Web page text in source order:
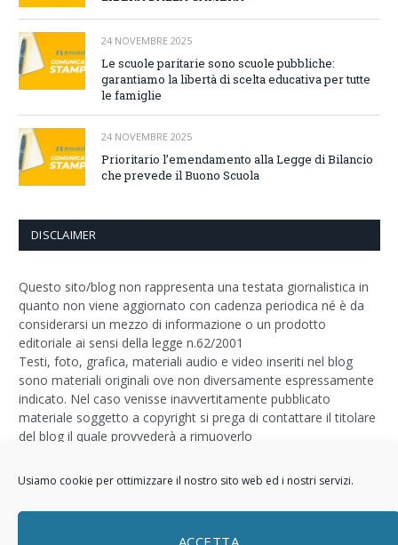
Usiamo cookie per ottimizzare il nostro sito web ed i nostri servizi.
ACCETTA
24 NOVEMBRE 2025
Le scuole paritarie sono scuole pubbliche:
garantiamo la libertà di scelta educativa per tutte
le famiglie
24 NOVEMBRE 2025
Prioritario l’emendamento alla Legge di Bilancio
che prevede il Buono Scuola
DISCLAIMER
Questo sito/blog non rappresenta una testata giornalistica in
quanto non viene aggiornato con cadenza periodica né è da
considerarsi un mezzo di informazione o un prodotto
editoriale ai sensi della legge n.62/2001
Testi, foto, grafica, materiali audio e video inseriti nel blog
sono materiali originali ove non diversamente espressamente
indicato. Nel caso venisse inavvertitamente pubblicato
materiale soggetto a copyright si prega di contattare il titolare
del blog il quale provvederà a rimuoverlo
Logo bySizegraph